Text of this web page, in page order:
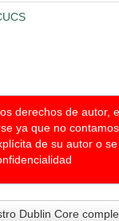
derechos de autor,
ya que no
de su autor o
Dublin Core